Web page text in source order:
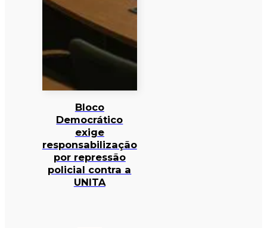
Bloco
Democrático
exige
responsabilização
por repressão
policial contra a
UNITA